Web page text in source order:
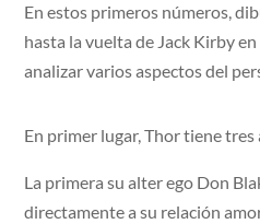
En estos primeros números,
hasta la vuelta de Jack Kirby
analizar varios aspectos del
En primer lugar, Thor tiene tres
La primera su alter ego Don
directamente a su relación